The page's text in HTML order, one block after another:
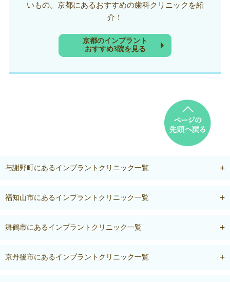
いもの。京都にあるおすすめの歯科クリニックを紹
介！
京都のインプラント
おすすめ3院を見る
与謝野町にあるインプラントクリニック一覧
福知山市にあるインプラントクリニック一覧
舞鶴市にあるインプラントクリニック一覧
京丹後市にあるインプラントクリニック一覧